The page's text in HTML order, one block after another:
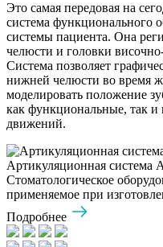
Это самая передовая на
система функционального
системы пациента. Она
челюсти и головки
Система позволяет
нижней челюсти во время
моделировать положение
как функциональные, так и
движений.
Артикуляционная система
Стоматологическое
применяемое при
Подробнее